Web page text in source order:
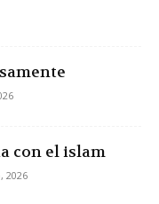
con el islam
2026